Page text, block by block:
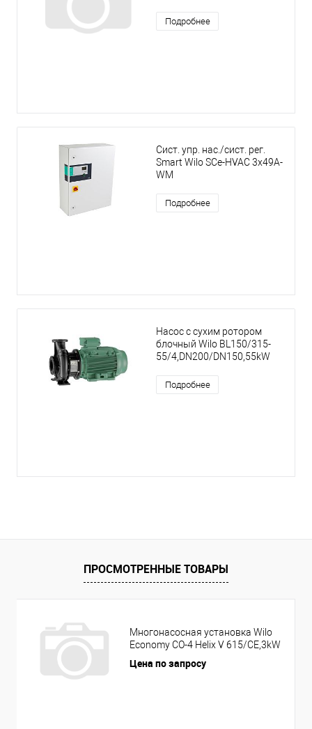
Подробнее
Сист. упр. нас./сист. рег.
Smart Wilo SCe-HVAC 3x49A-
WM
Подробнее
Насос с сухим ротором
блочный Wilo BL150/315-
55/4,DN200/DN150,55kW
Подробнее
ПРОСМОТРЕННЫЕ ТОВАРЫ
Многонасосная установка Wilo
Economy CO-4 Helix V 615/CE,3kW
Цена по запросу